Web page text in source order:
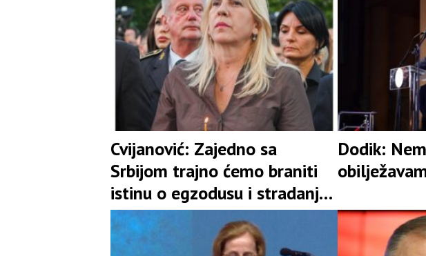
Cvijanović: Zajedno sa
Srbijom trajno ćemo braniti
istinu o egzodusu i stradanju
našeg naroda
Dodik: Nema dana da ne